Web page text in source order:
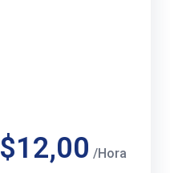
$12,00 /Hora